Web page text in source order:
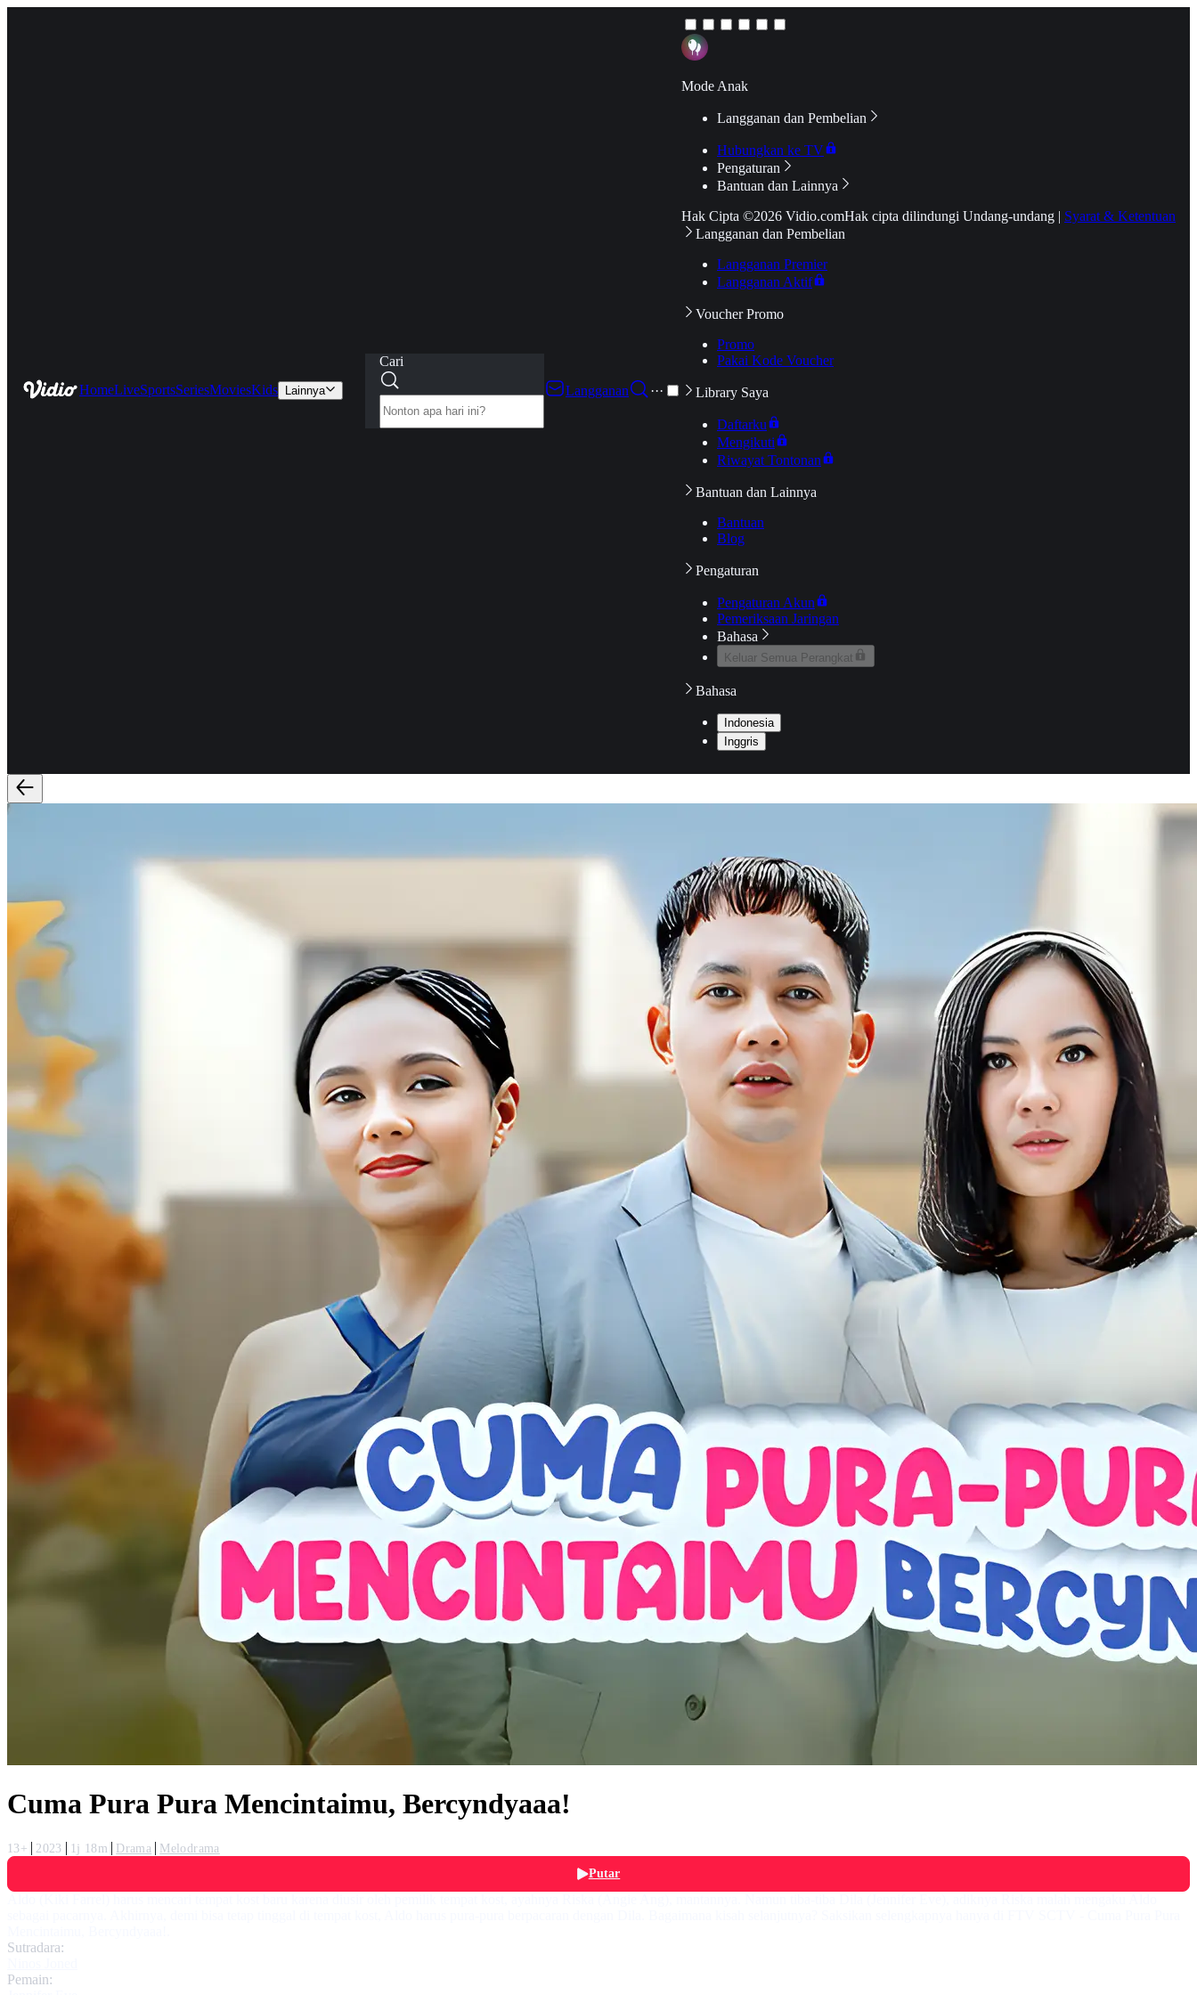
HomeLiveSportsSeriesMoviesKids Lainnya
Cari
Langganan
···
Mode Anak
Langganan dan Pembelian
Hubungkan ke TV
Pengaturan
Bantuan dan Lainnya
Hak Cipta ©2026 Vidio.comHak cipta dilindungi Undang-undang | Syarat & Ketentuan
Langganan dan Pembelian
Langganan Premier
Langganan Aktif
Voucher Promo
Promo
Pakai Kode Voucher
Library Saya
Daftarku
Mengikuti
Riwayat Tontonan
Bantuan dan Lainnya
Bantuan
Blog
Pengaturan
Pengaturan Akun
Pemeriksaan Jaringan
Bahasa
Keluar Semua Perangkat
Bahasa
Indonesia
Inggris
Cuma Pura Pura Mencintaimu, Bercyndyaaa!
13+ 2023 1j 18m Drama
Melodrama
Putar
Sutradara:
Pemain: